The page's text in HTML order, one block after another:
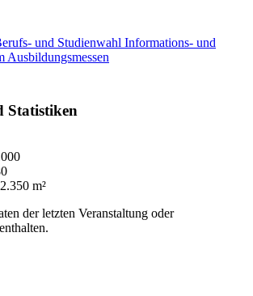
und Studienwahl Informations- und
Ausbildungsmessen
Statistiken
2.350 m²
der letzten Veranstaltung oder